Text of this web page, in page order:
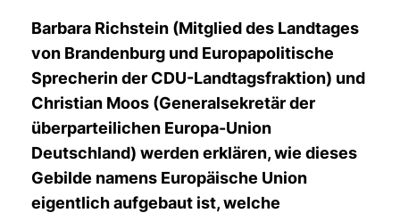
Barbara Richstein (Mitglied des Landtages
von Brandenburg und Europapolitische
Sprecherin der CDU-Landtagsfraktion) und
Christian Moos (Generalsekretär der
überparteilichen Europa-Union
Deutschland) werden erklären, wie dieses
Gebilde namens Europäische Union
eigentlich aufgebaut ist, welche